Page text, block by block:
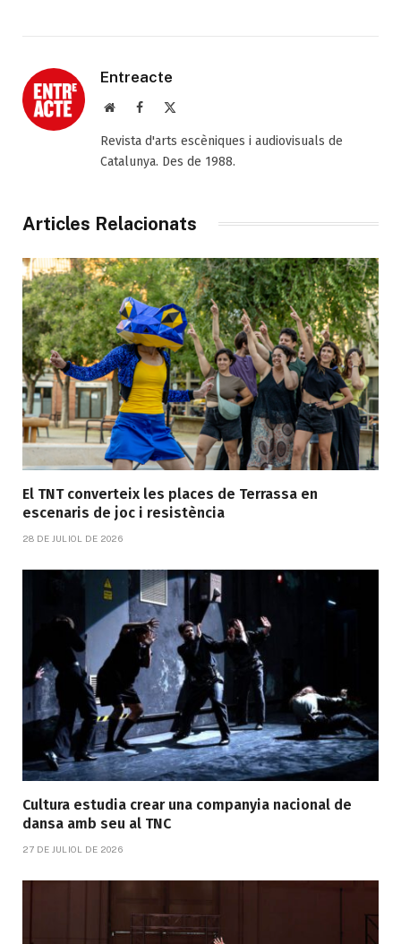
Entreacte
Web Facebook
Revista d'arts escèniques i audiovisuals de
Catalunya. Des de 1988.
Articles Relacionats
El TNT converteix les places de Terrassa en
escenaris de joc i resistència
28 DE JULIOL DE 2026
Cultura estudia crear una companyia nacional de
dansa amb seu al TNC
27 DE JULIOL DE 2026